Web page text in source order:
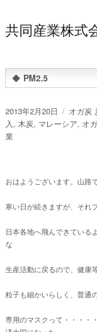
共同産業株式
◆ PM2.5
投
稿
日:
2013年2月20日
カ
テ
オガ炭
入 , 木炭, マレーシア, オ
業
おはようございます。山路で
寒い日が続きますが、それ
日本各地へ飛んできている
な
生産活動に戻るので、健康
粒子も細かいらしく、普通
専用のマスクって・・・・